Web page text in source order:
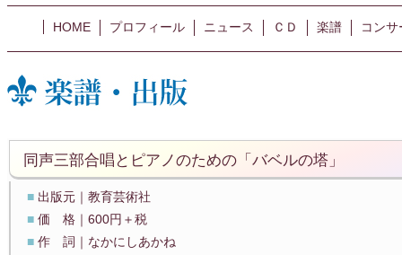
HOME プロフィール ニュース ＣＤ 楽譜 コン
同声三部合唱とピアノのための「バベルの塔」
■ 出版元｜教育芸術社
■ 価 格｜600円＋税
■ 作 詞｜なかにしあかね